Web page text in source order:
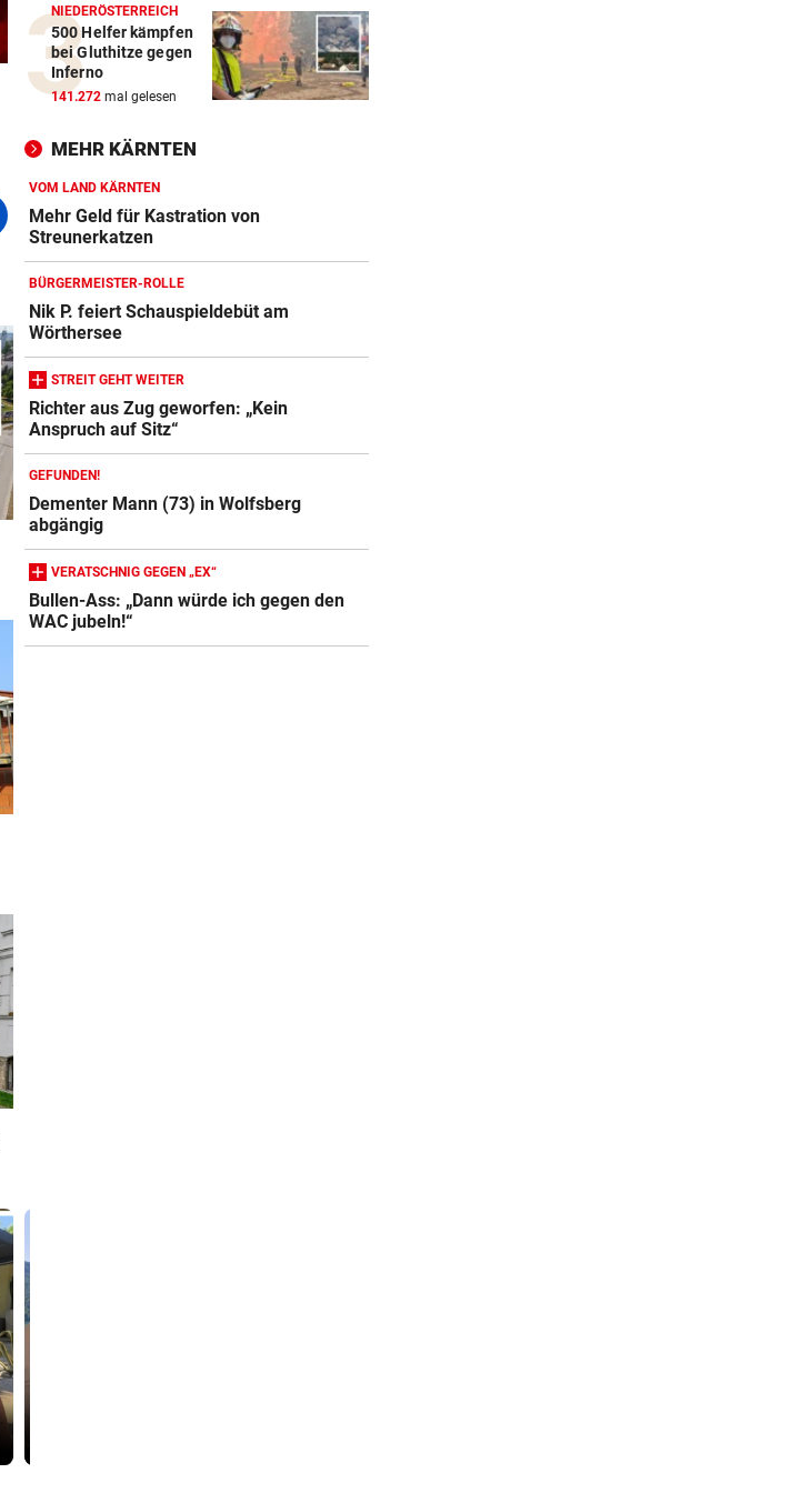
NIEDERÖSTERREICH
500 Helfer kämpfen
bei Gluthitze gegen
Inferno
141.272 mal gelesen
MEHR KÄRNTEN
VOM LAND KÄRNTEN
Mehr Geld für Kastration von
Streunerkatzen
BÜRGERMEISTER-ROLLE
Nik P. feiert Schauspieldebüt am
Wörthersee
STREIT GEHT WEITER
Richter aus Zug geworfen: „Kein
Anspruch auf Sitz“
GEFUNDEN!
Dementer Mann (73) in Wolfsberg
abgängig
VERATSCHNIG GEGEN „EX“
Bullen-Ass: „Dann würde ich gegen den
WAC jubeln!“